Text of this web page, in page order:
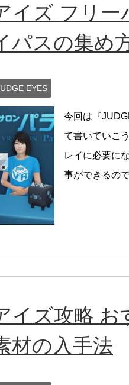
イズ フリー
パスの集め
EYES
今回は『
て書いていこ
レイに必要に
事ができるの
イズ攻略 お
材の入手法